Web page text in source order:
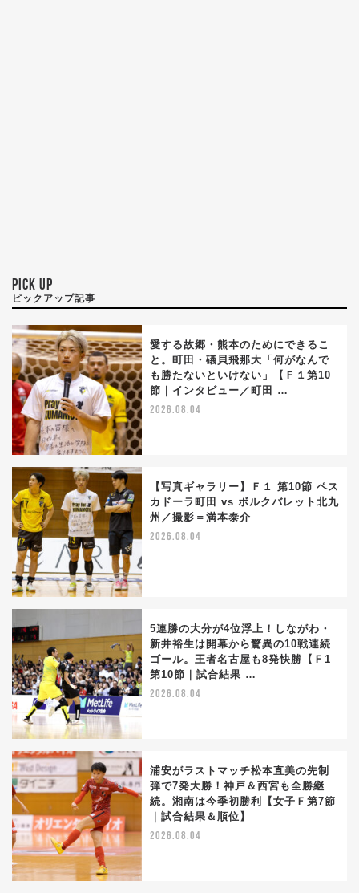
PICK UP
ピックアップ記事
愛する故郷・熊本のためにできるこ
と。町田・礒貝飛那大「何がなんで
も勝たないといけない」【Ｆ１第10
節｜インタビュー／町田 …
2026.08.04
【写真ギャラリー】Ｆ１ 第10節 ペス
カドーラ町田 vs ボルクバレット北九
州／撮影＝満本泰介
2026.08.04
5連勝の大分が4位浮上！しながわ・
新井裕生は開幕から驚異の10戦連続
ゴール。王者名古屋も8発快勝【Ｆ1
第10節｜試合結果 …
2026.08.04
浦安がラストマッチ松本直美の先制
弾で7発大勝！神戸＆西宮も全勝継
続。湘南は今季初勝利【女子Ｆ第7節
｜試合結果＆順位】
2026.08.04